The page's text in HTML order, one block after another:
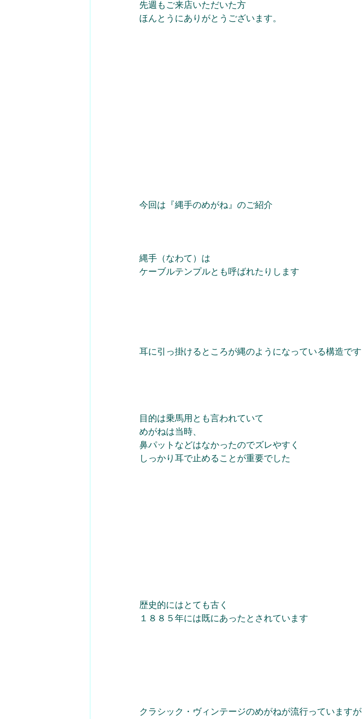
先週もご来店いただいた方
ほんとうにありがとうございます。
今回は『縄手のめがね』のご紹介
縄手（なわて）は
ケーブルテンプルとも呼ばれたりします
耳に引っ掛けるところが縄のようになっている構造です
目的は乗馬用とも言われていて
めがねは当時、
鼻パットなどはなかったのでズレやすく
しっかり耳で止めることが重要でした
歴史的にはとても古く
１８８５年には既にあったとされています
クラシック・ヴィンテージのめがねが流行っていますが